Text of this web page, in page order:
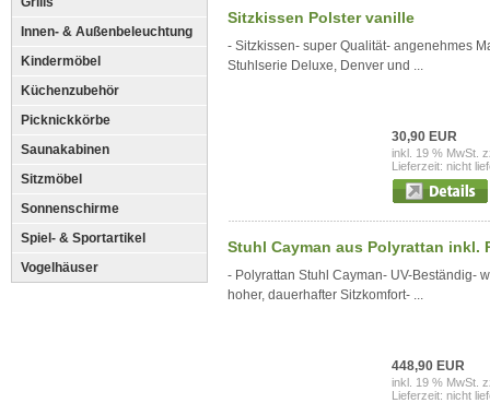
Innen- & Außenbeleuchtung
Kindermöbel
Küchenzubehör
Picknickkörbe
Saunakabinen
Sitzmöbel
Sonnenschirme
Spiel- & Sportartikel
Vogelhäuser
Sitzkissen Polster vanille
- Sitzkissen- super Qualität- angenehmes
Stuhlserie Deluxe, Denver und ...
30,90 EUR
inkl. 19 % MwSt.
Lieferzeit: nicht
Stuhl Cayman aus Polyrattan inkl.
- Polyrattan Stuhl Cayman- UV-Beständig-
hoher, dauerhafter Sitzkomfort- ...
448,90 EUR
inkl. 19 % MwSt.
Lieferzeit: nicht